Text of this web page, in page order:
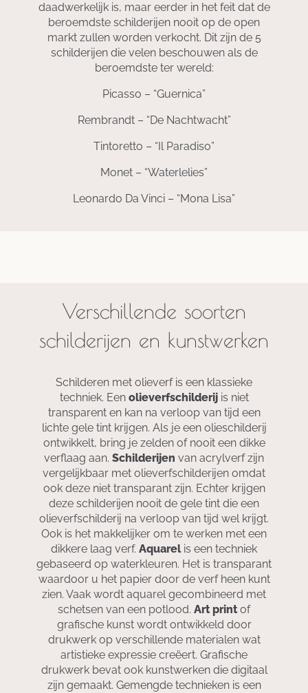
daadwerkelijk is, maar eerder in het feit dat de
beroemdste schilderijen nooit op de open
markt zullen worden verkocht. Dit zijn de 5
schilderijen die velen beschouwen als de
beroemdste ter wereld:
Picasso – “Guernica”
Rembrandt – “De Nachtwacht”
Tintoretto – “Il Paradiso”
Monet – “Waterlelies”
Leonardo Da Vinci – “Mona Lisa”
Verschillende soorten
schilderijen en kunstwerken
Schilderen met olieverf is een klassieke
techniek. Een olieverfschilderijis niet
transparent en kan na verloop van tijd een
lichte gele tint krijgen. Als je een olieschilderij
ontwikkelt, bring je zelden of nooit een dikke
verflaag aan. Schilderijen van acrylverf zijn
vergelijkbaar met olieverfschilderijen omdat
ook deze niet transparant zijn. Echter krijgen
deze schilderijen nooit de gele tint die een
olieverfschilderij na verloop van tijd wel krijgt.
Ook is het makkelijker om te werken met een
dikkere laag verf. Aquarelis een techniek
gebaseerd op waterkleuren. Het is transparant
waardoor u het papier door de verf heen kunt
zien. Vaak wordt aquarel gecombineerd met
schetsen van een potlood. Art print of
grafische kunst wordt ontwikkeld door
drukwerk op verschillende materialen wat
artistieke expressie creëert. Grafische
drukwerk bevat ook kunstwerken die digitaal
zijn gemaakt. Gemengde technieken is een